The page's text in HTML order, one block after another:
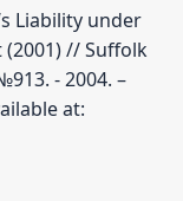
Liability under
// Suffolk
- 2004. –
at: